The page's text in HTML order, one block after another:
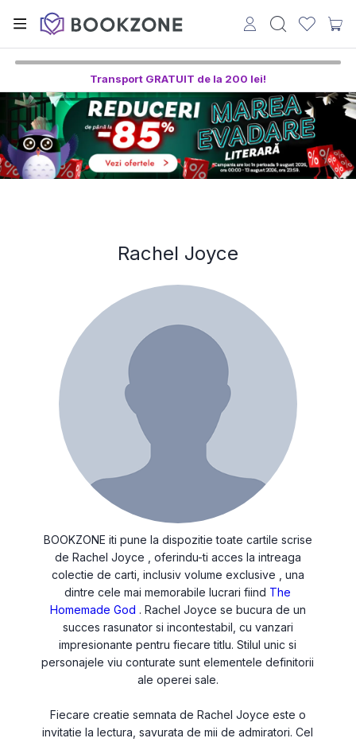
Transport GRATUIT de la 200 lei!
Rachel Joyce
BOOKZONE iti pune la dispozitie toate cartile scrise
de Rachel Joyce , oferindu-ti acces la intreaga
colectie de carti, inclusiv volume exclusive , una
dintre cele mai memorabile lucrari fiind The
Homemade God . Rachel Joyce se bucura de un
succes rasunator si incontestabil, cu vanzari
impresionante pentru fiecare titlu. Stilul unic si
personajele viu conturate sunt elementele definitorii
ale operei sale.
Fiecare creatie semnata de Rachel Joyce este o
invitatie la lectura, savurata de mii de admiratori. Cel